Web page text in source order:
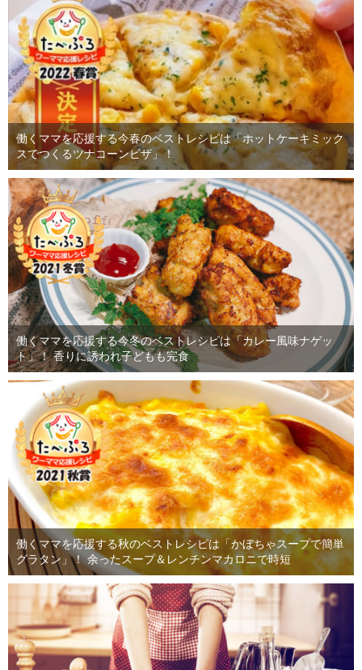
働くママを応援する今春のベストレシピは「ホットケーキミック
スでつくるツナコーンピザ」！
働くママを応援する今冬のベストレシピは「カレー風味ナゲッ
ト」！ 香りに誘われ子どもも完食
働くママを応援する秋のベストレシピは「かぼちゃスープで簡単
グラタン」！ 余ったスープ＆レンチンマカロニで時短